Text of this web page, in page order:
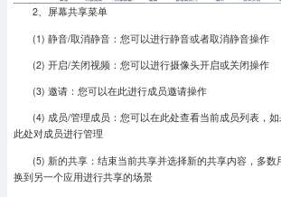
2、屏幕共享菜单
(1) 静音/取消静音：您可以进行静音或者取消静音操作
(2) 开启/关闭视频：您可以进行摄像头开启或关闭操作
(3) 邀请：您可以在此进行成员邀请操作
(4) 成员/管理成员：您可以在此处查看当前成员列表，
此处对成员进行管理
(5) 新的共享：结束当前共享并选择新的共享内容，多数
换到另一个应用进行共享的场景